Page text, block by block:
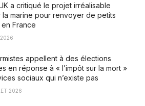
a critiqué le projet irréalisable
la marine pour renvoyer de petits
France
appellent à des élections
en réponse à « l’impôt sur la mort »
sociaux qui n’existe pas
2026